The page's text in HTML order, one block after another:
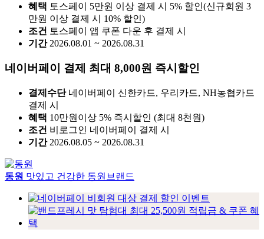
혜택 토스페이 5만원 이상 결제 시 5% 할인(신규회원 3
만원 이상 결제 시 10% 할인)
조건 토스페이 앱 쿠폰 다운 후 결제 시
기간 2026.08.01 ~ 2026.08.31
네이버페이 결제 최대 8,000원 즉시할인
결제수단 네이버페이 신한카드, 우리카드, NH농협카드
결제 시
혜택 10만원이상 5% 즉시할인 (최대 8천원)
조건 비로그인 네이버페이 결제 시
기간 2026.08.05 ~ 2026.08.31
동원 맛있고 건강한 동원브랜드